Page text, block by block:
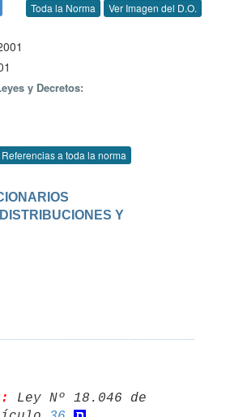
Toda la Norma Ver Imagen del D.O.
y Decretos:
Referencias a toda la norma
Y
Ley Nº 18.046 de